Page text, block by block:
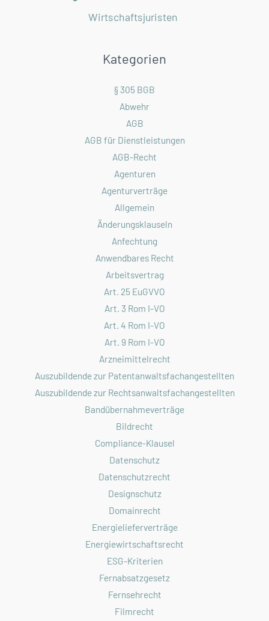
Wirtschaftsjuristen
Kategorien
§ 305 BGB
Abwehr
AGB
AGB für Dienstleistungen
AGB-Recht
Agenturen
Agenturverträge
Allgemein
Änderungsklauseln
Anfechtung
Anwendbares Recht
Arbeitsvertrag
Art. 25 EuGVVO
Art. 3 Rom I-VO
Art. 4 Rom I-VO
Art. 9 Rom I-VO
Arzneimittelrecht
Auszubildende zur Patentanwaltsfachangestellten
Auszubildende zur Rechtsanwaltsfachangestellten
Bandübernahmeverträge
Bildrecht
Compliance-Klausel
Datenschutz
Datenschutzrecht
Designschutz
Domainrecht
Energielieferverträge
Energiewirtschaftsrecht
ESG-Kriterien
Fernabsatzgesetz
Fernsehrecht
Filmrecht